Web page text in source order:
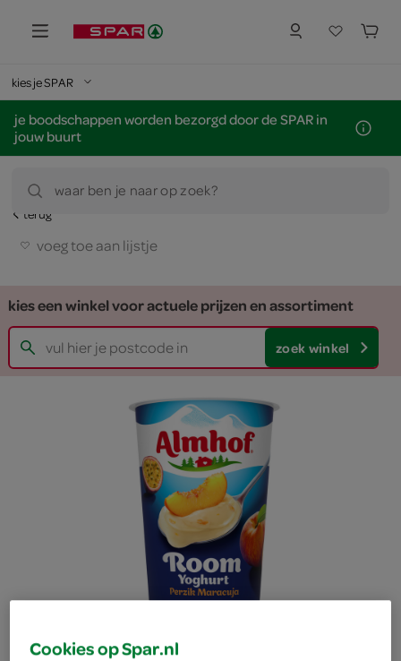
kies je SPAR
je boodschappen worden bezorgd door de SPAR in
jouw buurt
waar ben je naar op zoek?
terug
voeg toe aan lijstje
kies een winkel voor actuele prijzen en assortiment
zoek winkel
Cookies op Spar.nl